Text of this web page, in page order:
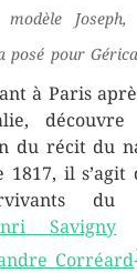
Joseph,
posé pour
à Paris
du récit du
1817, il s’agit
du
Savigny
Corréard